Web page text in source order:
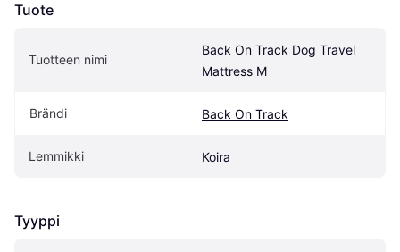
Tuote
Tuotteen nimi
Back On Track Dog Travel
Mattress M
Brändi Back On Track
Lemmikki Koira
Tyyppi